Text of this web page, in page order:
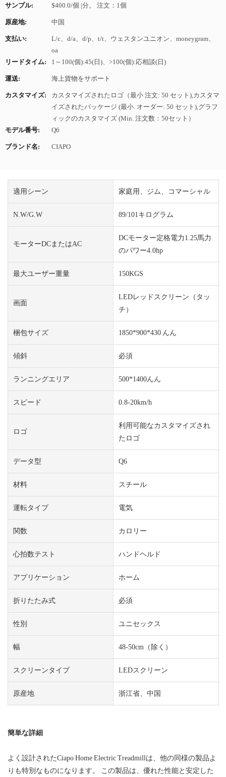
サンプル: $400.0/個 |分。 注文：1個
原産地: 中国
支払い:
L/c、d/a、d/p、t/t、ウェスタンユニオン、moneygram、
oa
リードタイム:
1～100(個):45(日)、>100(個):応相談(日)
運送: 海上貨物をサポート
カスタマイズ:
カスタマイズされたロゴ（最小 注文: 50 セット),カスタマ
イズされたパッケージ (最小. オーダー: 50 セット),グラフ
ィックのカスタマイズ (Min. 注文数：50セット）
モデル番号:
Q6
ブランド名: CIAPO
適用シーン 家庭用、ジム、コマーシャル
N.W/G.W 89/101キログラム
モーターDCまたはAC
DCモーター定格電力1.25馬力
のパワー4.0hp
最大ユーザー重量 150KGS
画面
LEDレッドスクリーン（タッ
チ）
梱包サイズ 1850*900*430 んん
傾斜 必須
ランニングエリア 500*1400んん
スピード 0.8-20km/h
ロゴ
利用可能なカスタマイズされ
たロゴ
データ型 Q6
材料 スチール
運転タイプ 電気
関数 カロリー
心拍数テスト ハンドヘルド
アプリケーション ホーム
折りたたみ式 必須
性別 ユニセックス
幅 48-50cm（除く）
スクリーンタイプ LEDスクリーン
原産地 浙江省、中国
簡単な詳細
よく設計されたCiapo Home Electric Treadmillは、他の同様の製品よ
りも特別なものになります。 この製品は、優れた性能と安定した